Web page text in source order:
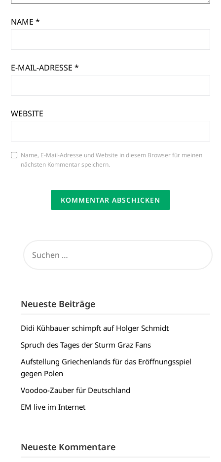
NAME*
E-MAIL-ADRESSE*
WEBSITE
Name, E-Mail-Adresse und Website in diesem Browser für meinen
nächsten Kommentar speichern.
NACH:
Neueste Beiträge
Didi Kühbauer schimpft auf Holger Schmidt
Spruch des Tages der Sturm Graz Fans
Aufstellung Griechenlands für das Eröffnungsspiel
gegen Polen
Voodoo-Zauber für Deutschland
EM live im Internet
Neueste Kommentare